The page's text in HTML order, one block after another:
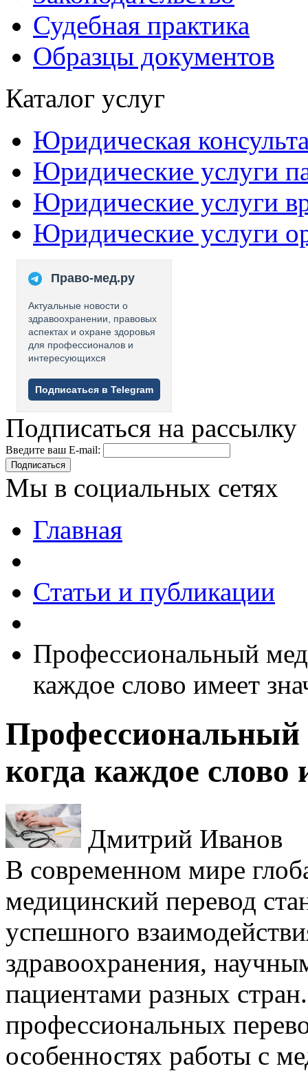
Судебная практика
Образцы документов
Каталог услуг
Юридическая
Юридические услуги
Юридические услуги
Юридические услуги
Право-мед.ру
Актуальные новости о
здравоохранении, правовых
аспектах и охране здоровья
для профессионалов и
интересующихся
Подписаться в Telegram
Подписаться на рассылку
Введите ваш E-mail:
Подписаться
Мы в социальных сетях
Главная
Статьи и публикации
Профессиональный
каждое слово имеет
Профессиональный
когда каждое слово
Дмитрий Иванов
В современном мире
медицинский перевод
успешного
здравоохранения,
пациентами разных
профессиональных
особенностях работы с